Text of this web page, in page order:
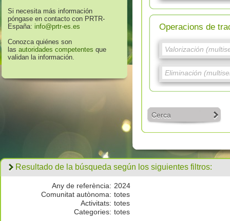
Si necesita más información
póngase en contacto con PRTR-
España: info@prtr-es.es
Conozca quiénes son
las autoridades competentes que
validan la información.
Operacions de
Cerca
Resultado de la búsqueda según los siguientes filtros:
Any de referència: 2024
Comunitat autònoma: totes
Activitats: totes
Categories: totes